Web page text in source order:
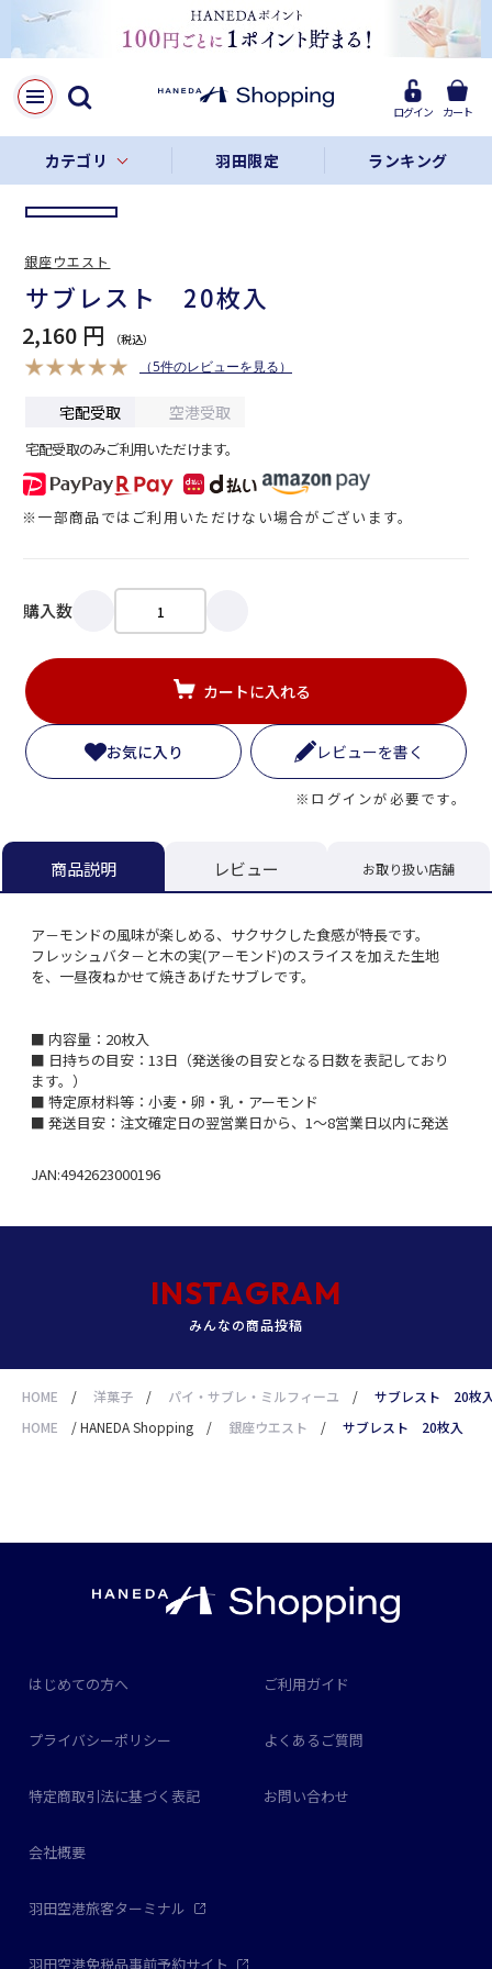
ログイン カート
カテゴリ 羽田限定 ランキング
HOME / 洋菓子 / パイ・サブレ・ミルフィーユ /
サブレスト 20枚
HOME
/HANEDA Shopping / 銀座ウエスト / サブレスト 20枚入
LINE
Facebook
リンクをコピー
サブレスト 20枚入
2,160 円
（5件のレビューを見る）
宅配受取 空港受取
宅配受取のみご利用いただけます。
※一部商品ではご利用いただけない場合がございます。
購入数
カートに入れる
お気に入り レビューを書く
※ログインが必要です。
銀座ウエスト
商品説明 レビュー お取り扱い店舗
ア－モンドの風味が楽しめる、サクサクした食感が特長です。
フレッシュバタ－と木の実(ア－モンド)のスライスを加えた生地
を、一昼夜ねかせて焼きあげたサブレです。
■ 内容量：20枚入
■ 日持ちの目安：13日（発送後の目安となる日数を表記しており
ます。）
■ 特定原材料等：小麦・卵・乳・アーモンド
■ 発送目安：注文確定日の翌営業日から、1～8営業日以内に発送
JAN:4942623000196
INSTAGRAM
みんなの商品投稿
はじめての方へ ご利用ガイド
プライバシーポリシー よくあるご質問
特定商取引法に基づく表記 お問い合わせ
会社概要
羽田空港旅客ターミナル
羽田空港免税品事前予約サイト